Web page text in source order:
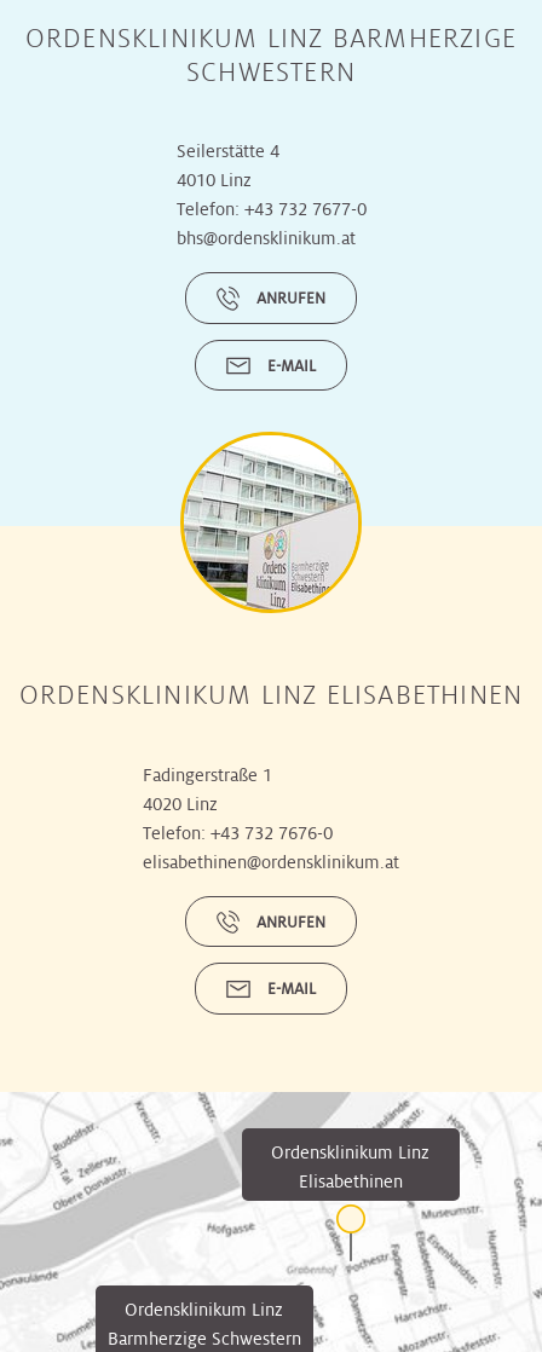
ORDENSKLINIKUM LINZ BARMHERZIGE
SCHWESTERN
Seilerstätte 4
4010 Linz
Telefon: +43 732 7677-0
bhs@ordensklinikum.at
ANRUFEN
E-MAIL
ORDENSKLINIKUM LINZ ELISABETHINEN
Fadingerstraße 1
4020 Linz
Telefon: +43 732 7676-0
elisabethinen@ordensklinikum.at
ANRUFEN
E-MAIL
Ordensklinikum Linz
Barmherzige Schwestern
Ordensklinikum Linz
Elisabethinen